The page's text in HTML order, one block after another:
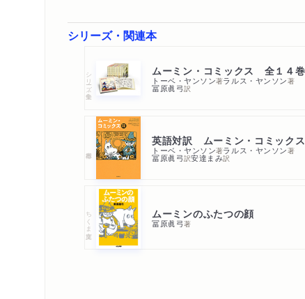
シリーズ・関連本
シリーズ・全集 トーベ・ヤンソン著ラルス・ヤンソン著
冨原眞弓訳
英語対訳 ムーミン・コミックス
トーベ・ヤンソン著ラルス・ヤンソン著
冨原眞弓訳安達まみ訳
ちくま文庫 ムーミンのふたつの顔
冨原眞弓著